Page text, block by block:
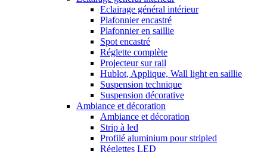
Eclairage général intérieur
Plafonnier encastré
Plafonnier en saillie
Spot encastré
Réglette complète
Projecteur sur rail
Hublot, Applique, Wall light en saillie
Suspension technique
Suspension décorative
Ambiance et décoration
Ambiance et décoration
Strip à led
Profilé aluminium pour stripled
Réglettes LED